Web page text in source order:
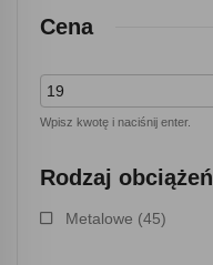
Cena
Wpisz kwotę i naciśnij enter.
Rodzaj obciążeń
Metalowe (45)